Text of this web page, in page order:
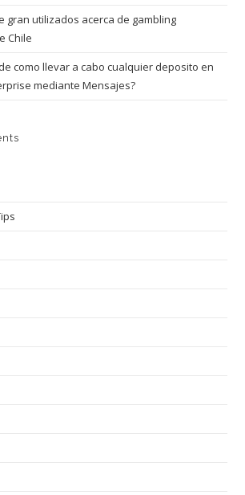
gran utilizados acerca de gambling
Chile
como llevar a cabo cualquier deposito en
mediante Mensajes?